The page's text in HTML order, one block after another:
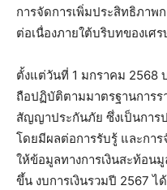
การจัดการเพิ่มประสิทธิภาพ
ต่อเนื่องภายใต้บริบทของเศ
ตั้งแต่วันที่ 1 มกราคม 2568
ถือปฏิบัติตามมาตรฐานการร
สัญญาประกันภัย ซึ่งเป็นการ
โดยมีผลต่อการรับรู้ และการ
ให้ข้อมูลทางการเงินสะท้อน
ขึ้น งบการเงินรวมปี 2567 ไ